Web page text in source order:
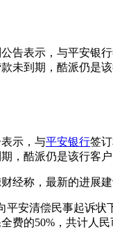
告表示，与平安银
未到期，酷派仍是该
示，与平安银行签
，酷派仍是该行客户
经称，最新的进展
安清偿民事起诉状
的50%，共计人